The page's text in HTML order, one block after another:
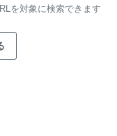
を対象に検索できます